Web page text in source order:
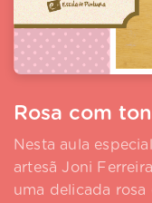
Rosa com
Nesta aula
artesã Joni
uma delicada